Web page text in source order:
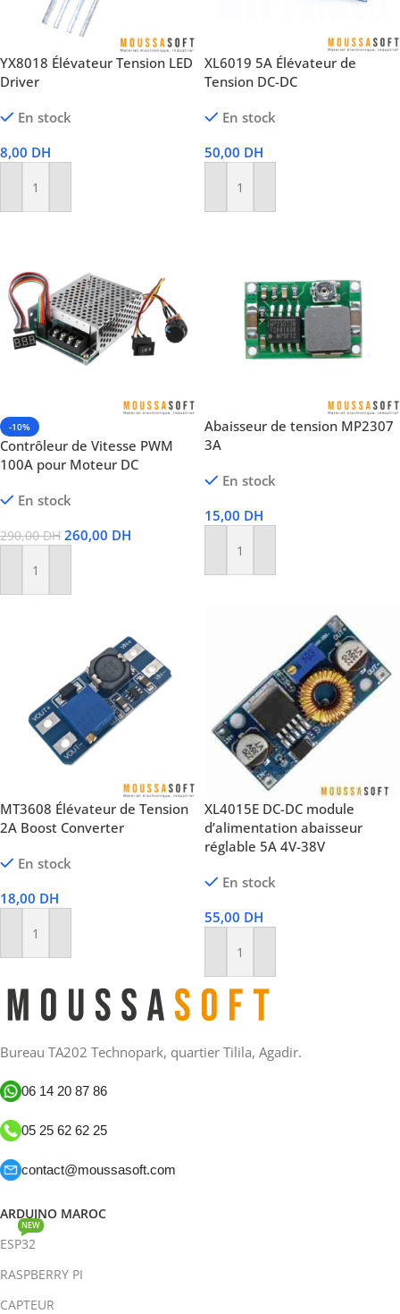
YX8018 Élévateur Tension LED
Driver
En stock
8,00 DH
Ajouter Au Panier
XL6019 5A Élévateur de
Tension DC-DC
En stock
50,00 DH
Ajouter Au Panier
-10%
Contrôleur de Vitesse PWM
100A pour Moteur DC
En stock
290,00DH 260,00 DH
Ajouter Au Panier
Abaisseur de tension MP2307
3A
En stock
15,00 DH
Ajouter Au Panier
MT3608 Élévateur de Tension
2A Boost Converter
En stock
18,00 DH
Ajouter Au Panier
XL4015E DC-DC module
d’alimentation abaisseur
réglable 5A 4V-38V
En stock
55,00 DH
Ajouter Au Panier
Bureau TA202 Technopark, quartier Tilila, Agadir.
06 14 20 87 86
05 25 62 62 25
contact@moussasoft.com
ARDUINO MAROC
ESP32
NEW
RASPBERRY PI
CAPTEUR